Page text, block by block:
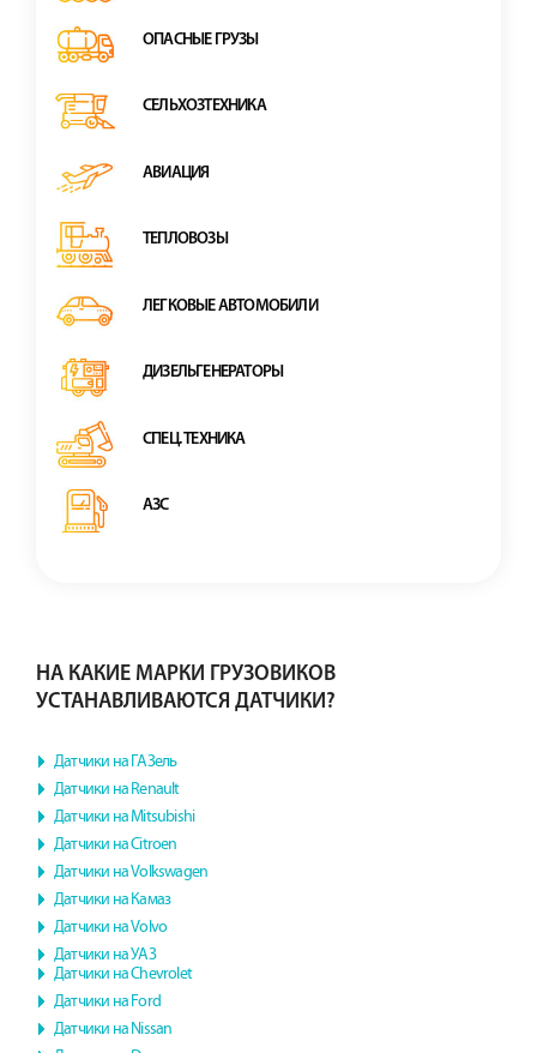
ОПАСНЫЕ ГРУЗЫ
СЕЛЬХОЗТЕХНИКА
АВИАЦИЯ
ТЕПЛОВОЗЫ
ЛЕГКОВЫЕ АВТОМОБИЛИ
ДИЗЕЛЬГЕНЕРАТОРЫ
СПЕЦ. ТЕХНИКА
АЗС
НА КАКИЕ МАРКИ ГРУЗОВИКОВ
УСТАНАВЛИВАЮТСЯ ДАТЧИКИ?
Датчики на ГАЗель
Датчики на Renault
Датчики на Mitsubishi
Датчики на Citroen
Датчики на Volkswagen
Датчики на Камаз
Датчики на Volvo
Датчики на УАЗ
Датчики на Chevrolet
Датчики на Ford
Датчики на Nissan